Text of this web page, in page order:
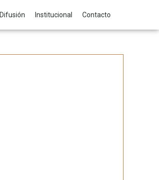
Difusión Institucional Contacto